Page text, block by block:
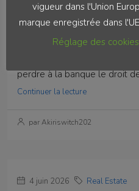
4 juin 2026 Real Estate
Les Intérêts
perdre à la banque le droit
Continuer la lecture
par Akiriswitch202
4 juin 2026 Real Estate
vigueur dans l'Union
marque enregistrée dans
Réglage des cookies